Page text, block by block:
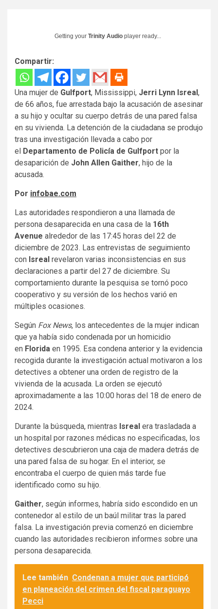
Getting your Trinity Audio player ready...
Compartir:
Una mujer de Gulfport, Mississippi, Jerri Lynn Isreal,
de 66 años, fue arrestada bajo la acusación de asesinar
a su hijo y ocultar su cuerpo detrás de una pared falsa
en su vivienda. La detención de la ciudadana se produjo
tras una investigación llevada a cabo por
el Departamento de Policía de Gulfport por la
desaparición de John Allen Gaither, hijo de la
acusada.
Por infobae.com
Las autoridades respondieron a una llamada de
persona desaparecida en una casa de la 16th
Avenue alrededor de las 17:45 horas del 22 de
diciembre de 2023. Las entrevistas de seguimiento
con Isreal revelaron varias inconsistencias en sus
declaraciones a partir del 27 de diciembre. Su
comportamiento durante la pesquisa se tornó poco
cooperativo y su versión de los hechos varió en
múltiples ocasiones.
Según Fox News, los antecedentes de la mujer indican
que ya había sido condenada por un homicidio
en Florida en 1995. Esa condena anterior y la evidencia
recogida durante la investigación actual motivaron a los
detectives a obtener una orden de registro de la
vivienda de la acusada. La orden se ejecutó
aproximadamente a las 10:00 horas del 18 de enero de
2024.
Durante la búsqueda, mientras Isreal era trasladada a
un hospital por razones médicas no especificadas, los
detectives descubrieron una caja de madera detrás de
una pared falsa de su hogar. En el interior, se
encontraba el cuerpo de quien más tarde fue
identificado como su hijo.
Gaither, según informes, habría sido escondido en un
contenedor al estilo de un baúl militar tras la pared
falsa. La investigación previa comenzó en diciembre
cuando las autoridades recibieron informes sobre una
persona desaparecida.
Lee también Condenan a mujer que participó
en planeación del crimen del fiscal paraguayo
Pecci